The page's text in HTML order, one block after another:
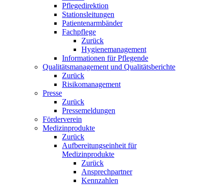
Pflegedirektion
Stationsleitungen
Patientenarmbänder
Fachpflege
Zurück
Hygienemanagement
Informationen für Pflegende
Qualitätsmanagement und Qualitätsberichte
Zurück
Risikomanagement
Presse
Zurück
Pressemeldungen
Förderverein
Medizinprodukte
Zurück
Aufbereitungseinheit für
Medizinprodukte
Zurück
Ansprechpartner
Kennzahlen